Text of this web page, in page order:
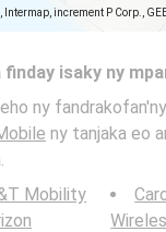
increment P Corp.,
isaky ny
ny
ny tanjaka eo
Mobility